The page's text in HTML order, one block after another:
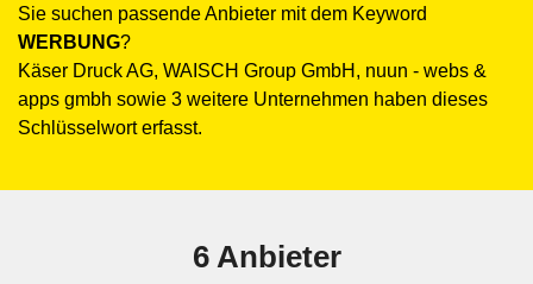
Sie suchen passende Anbieter mit dem Keyword
WERBUNG?
Käser Druck AG, WAISCH Group GmbH, nuun - webs &
apps gmbh sowie 3 weitere Unternehmen haben dieses
Schlüsselwort erfasst.
6 Anbieter